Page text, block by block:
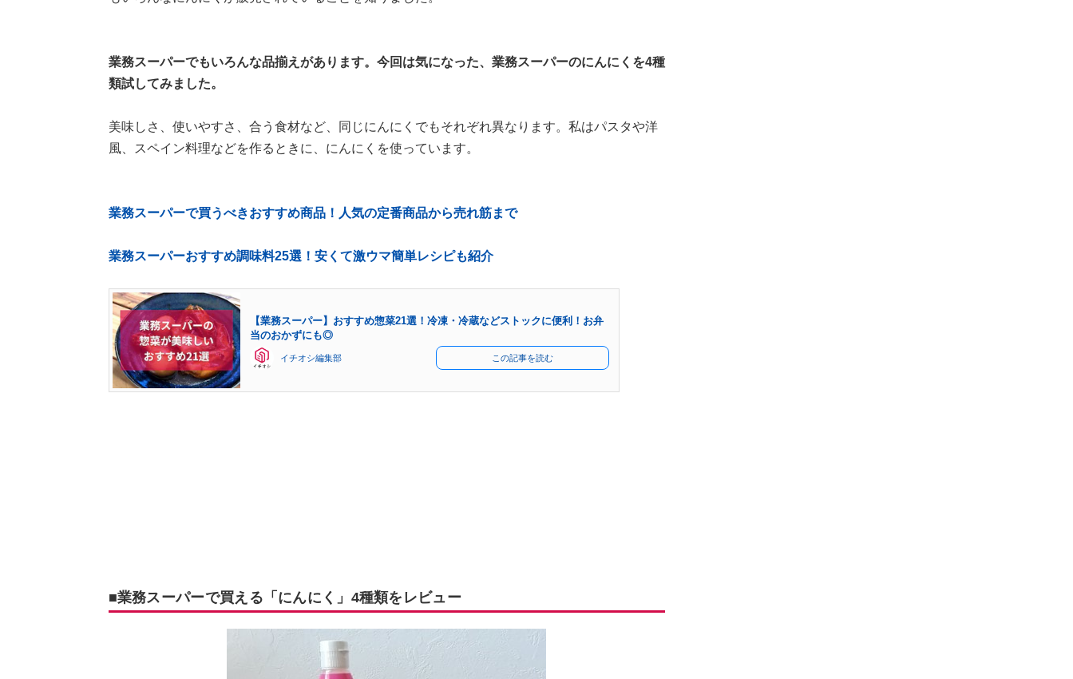
業務スーパーでもいろんな品揃えがあります。今回は気になった、業務スーパーのにんにくを4種
類試してみました。
美味しさ、使いやすさ、合う食材など、同じにんにくでもそれぞれ異なります。私はパスタや洋
風、スペイン料理などを作るときに、にんにくを使っています。
業務スーパーで買うべきおすすめ商品！人気の定番商品から売れ筋まで
業務スーパーおすすめ調味料25選！安くて激ウマ簡単レシピも紹介
【業務スーパー】おすすめ惣菜21選！冷凍・冷蔵などストックに便利！お弁
当のおかずにも◎
イチオシ編集部 この記事を読む
■業務スーパーで買える「にんにく」4種類をレビュー